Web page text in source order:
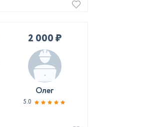
2 000 ₽
Олег
5.0